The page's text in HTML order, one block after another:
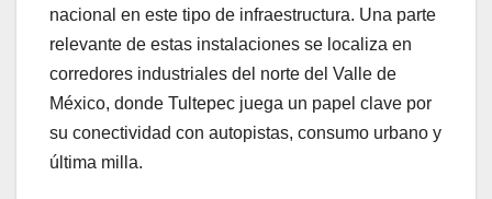
nacional en este tipo de infraestructura. Una parte
relevante de estas instalaciones se localiza en
corredores industriales del norte del Valle de
México, donde Tultepec juega un papel clave por
su conectividad con autopistas, consumo urbano y
última milla.